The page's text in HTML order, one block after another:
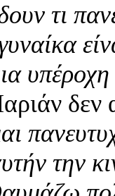
τι
δεν
την